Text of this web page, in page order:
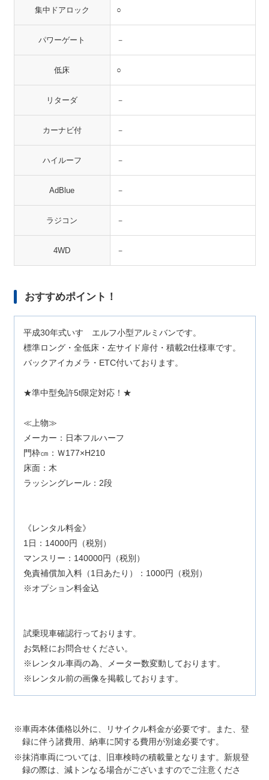
集中ドアロック ○
パワーゲート －
低床 ○
リターダ －
カーナビ付 －
ハイルーフ －
AdBlue －
ラジコン －
4WD －
おすすめポイント！
平成30年式いすゞエルフ小型アルミバンです。
標準ロング・全低床・左サイド扉付・積載2t仕様車です。
バックアイカメラ・ETC付いております。
★準中型免許5t限定対応！★
≪上物≫
メーカー：日本フルハーフ
門枠㎝：Ｗ177×H210
床面：木
ラッシングレール：2段
《レンタル料金》
1日：14000円（税別）
マンスリー：140000円（税別）
免責補償加入料（1日あたり）：1000円（税別）
※オプション料金込
試乗現車確認行っております。
お気軽にお問合せください。
※レンタル車両の為、メーター数変動しております。
※レンタル前の画像を掲載しております。
車両本体価格以外に、リサイクル料金が必要です。また、登
録に伴う諸費用、納車に関する費用が別途必要です。
抹消車両については、旧車検時の積載量となります。新規登
録の際は、減トンなる場合がございますのでご注意くださ